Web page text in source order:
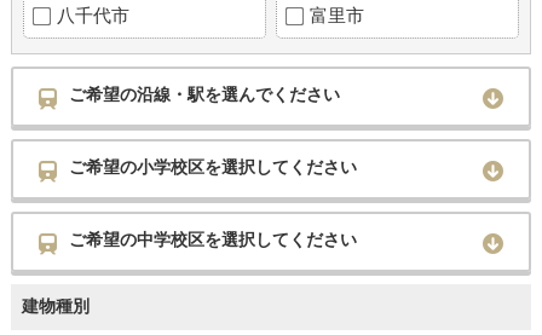
八千代市 富里市
ご希望の沿線・駅を選んでください
ご希望の小学校区を選択してください
ご希望の中学校区を選択してください
建物種別